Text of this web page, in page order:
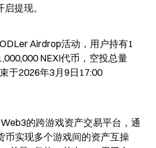
提现。
Airdrop活动，用户持有1
NEXI代币，空投总量
于2026年3月9日17:00
的跨游戏资产交易平台，通
币实现多个游戏间的资产互操